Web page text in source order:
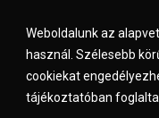
Weboldalunk az
használ. Szélesebb
cookiekat
tájékoztatóban
Impresszum